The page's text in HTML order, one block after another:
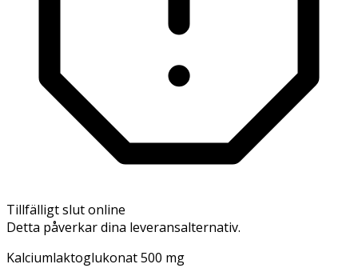
Tillfälligt slut online
Detta påverkar dina leveransalternativ.
Kalciumlaktoglukonat 500 mg